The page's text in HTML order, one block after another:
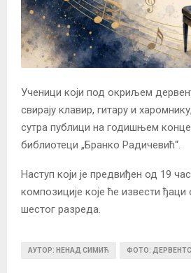
Ученици који под окриљем
свирају клавир, гитару и
сутра публици на годишњем
библиотеци „Бранко Радичевић“.
Наступ који је предвиђен од 19
композиције које ће извести
шестог разреда.
АУТОР: НЕНАД СИМИЋ ФОТО: